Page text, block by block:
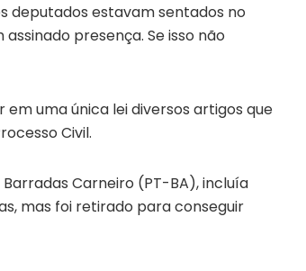
deputados estavam sentados no
presença. Se isso não
em uma única lei diversos artigos que
Civil.
Carneiro (PT-BA), incluía
mas foi retirado para conseguir